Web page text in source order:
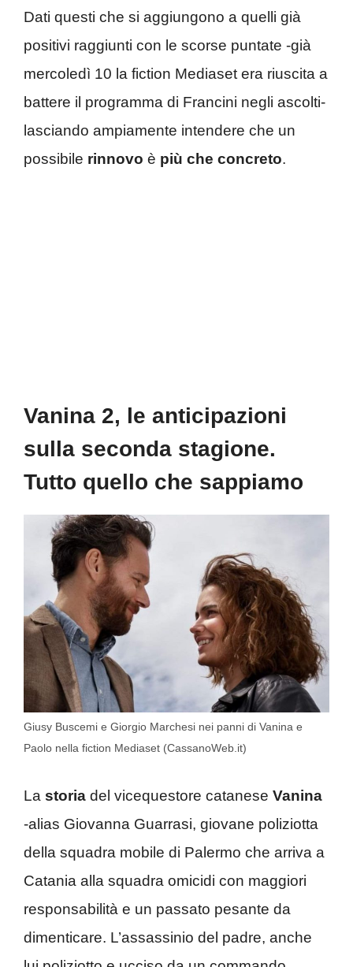
Dati questi che si aggiungono a quelli già
positivi raggiunti con le scorse puntate -già
mercoledì 10 la fiction Mediaset era riuscita a
battere il programma di Francini negli ascolti-
lasciando ampiamente intendere che un
possibile rinnovo è più che concreto.
Vanina 2, le anticipazioni
sulla seconda stagione.
Tutto quello che sappiamo
Giusy Buscemi e Giorgio Marchesi nei panni di Vanina e
Paolo nella fiction Mediaset (CassanoWeb.it)
La storia del vicequestore catanese Vanina
-alias Giovanna Guarrasi, giovane poliziotta
della squadra mobile di Palermo che arriva a
Catania alla squadra omicidi con maggiori
responsabilità e un passato pesante da
dimenticare. L’assassinio del padre, anche